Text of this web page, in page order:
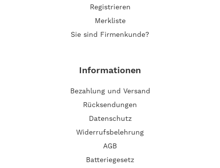
Registrieren
Merkliste
Sie sind Firmenkunde?
Informationen
Bezahlung und Versand
Rücksendungen
Datenschutz
Widerrufsbelehrung
AGB
Batteriegesetz